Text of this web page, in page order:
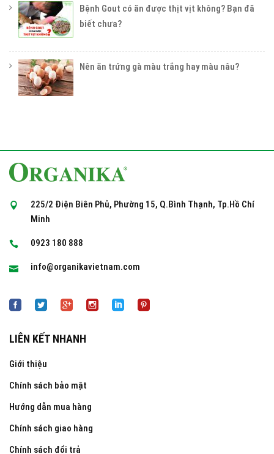
Bệnh Gout có ăn được thịt vịt không? Bạn đã
biết chưa?
Nên ăn trứng gà màu trắng hay màu nâu?
225/2 Điện Biên Phủ, Phường 15, Q.Bình Thạnh, Tp.Hồ Chí
Minh
0923 180 888
info@organikavietnam.com
LIÊN KẾT NHANH
Giới thiệu
Chính sách bảo mật
Hướng dẫn mua hàng
Chính sách giao hàng
Chính sách đổi trả